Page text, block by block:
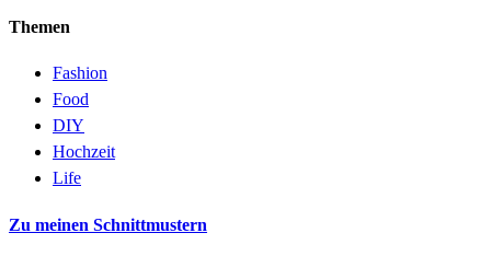
Themen
Fashion
Food
DIY
Hochzeit
Life
Zu meinen Schnittmustern